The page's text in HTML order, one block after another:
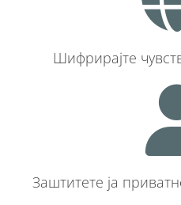
Шифрирајте
Заштитете ја